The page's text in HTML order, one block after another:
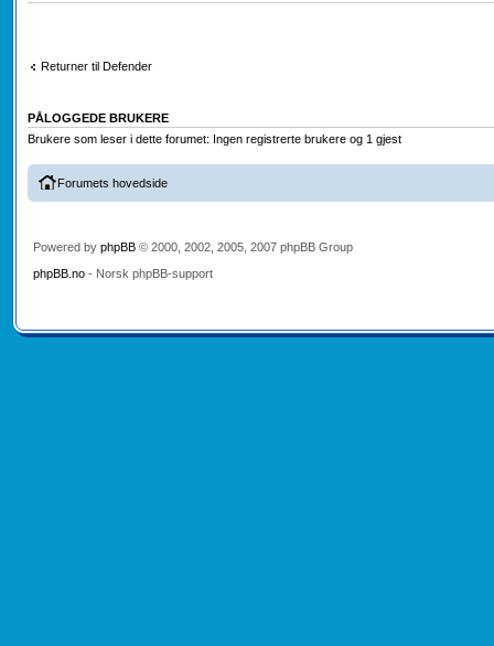
Returner til Defender
PÅLOGGEDE BRUKERE
Brukere som leser i dette forumet: Ingen registrerte brukere og 1 gjest
Forumets hovedside
Powered by phpBB© 2000, 2002, 2005, 2007 phpBB Group
phpBB.no- Norsk phpBB-support